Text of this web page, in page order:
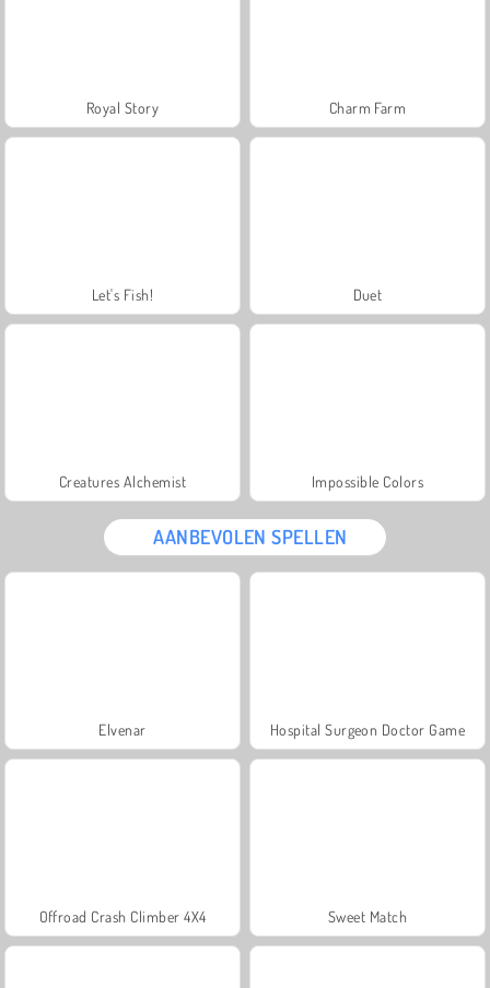
Royal Story Charm Farm
Let's Fish! Duet
Creatures Alchemist Impossible Colors
AANBEVOLEN SPELLEN
Elvenar Hospital Surgeon Doctor Game
Offroad Crash Climber 4X4 Sweet Match